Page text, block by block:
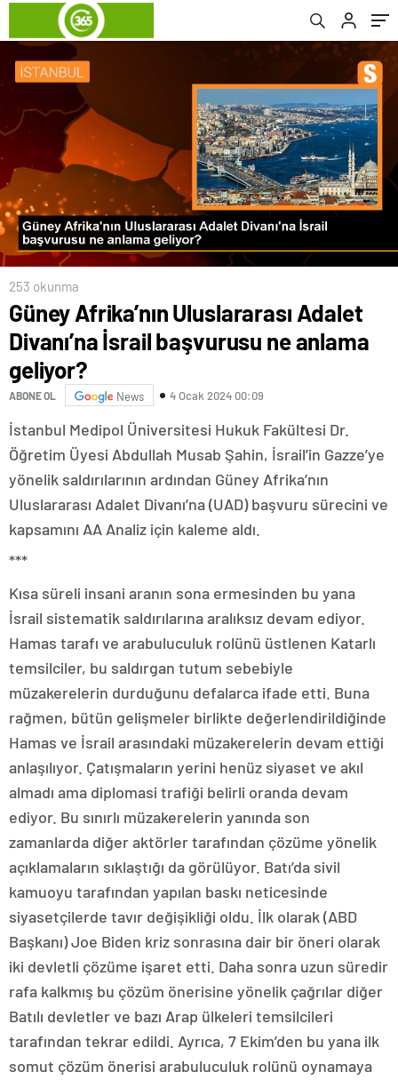
253 okunma
Güney Afrika’nın Uluslararası Adalet
Divanı’na İsrail başvurusu ne anlama
geliyor?
ABONE OL News 4 Ocak 2024 00:09
İstanbul Medipol Üniversitesi Hukuk Fakültesi Dr.
Öğretim Üyesi Abdullah Musab Şahin, İsrail’in Gazze’ye
yönelik saldırılarının ardından Güney Afrika’nın
Uluslararası Adalet Divanı’na (UAD) başvuru sürecini ve
kapsamını AA Analiz için kaleme aldı.
***
Kısa süreli insani aranın sona ermesinden bu yana
İsrail sistematik saldırılarına aralıksız devam ediyor.
Hamas tarafı ve arabuluculuk rolünü üstlenen Katarlı
temsilciler, bu saldırgan tutum sebebiyle
müzakerelerin durduğunu defalarca ifade etti. Buna
rağmen, bütün gelişmeler birlikte değerlendirildiğinde
Hamas ve İsrail arasındaki müzakerelerin devam ettiği
anlaşılıyor. Çatışmaların yerini henüz siyaset ve akıl
almadı ama diplomasi trafiği belirli oranda devam
ediyor. Bu sınırlı müzakerelerin yanında son
zamanlarda diğer aktörler tarafından çözüme yönelik
açıklamaların sıklaştığı da görülüyor. Batı’da sivil
kamuoyu tarafından yapılan baskı neticesinde
siyasetçilerde tavır değişikliği oldu. İlk olarak (ABD
Başkanı) Joe Biden kriz sonrasına dair bir öneri olarak
iki devletli çözüme işaret etti. Daha sonra uzun süredir
rafa kalkmış bu çözüm önerisine yönelik çağrılar diğer
Batılı devletler ve bazı Arap ülkeleri temsilcileri
tarafından tekrar edildi. Ayrıca, 7 Ekim’den bu yana ilk
somut çözüm önerisi arabuluculuk rolünü oynamaya